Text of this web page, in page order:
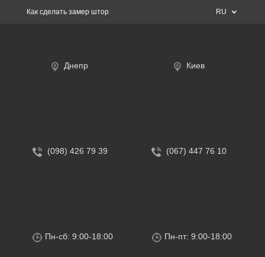
Как сделать замер штор RU
Днепр
(098) 426 79 39
Пн-сб: 9:00-18:00
Киев
(067) 447 76 10
Пн-пт: 9:00-18:00